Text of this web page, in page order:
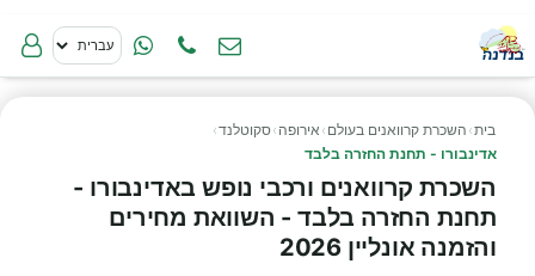
בית› השכרת קרוואנים בעולם › אירופה ›סקוטלנד›
אדינבורו - תחנת החזרה בלבד
השכרת קרוואנים ורכבי נופש באדינבורו -
תחנת החזרה בלבד - השוואת מחירים
והזמנה אונליין 2026